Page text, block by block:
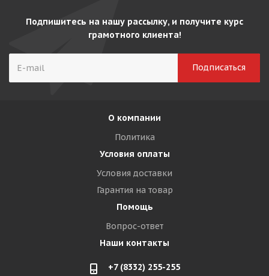
Подпишитесь на нашу рассылку, и получите курс
грамотного клиента!
О компании
Политика
Условия оплаты
Условия доставки
Гарантия на товар
Помощь
Вопрос-ответ
Наши контакты
+7 (8332) 255-255